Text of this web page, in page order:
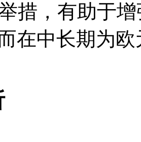
措，有助于
在中长期为